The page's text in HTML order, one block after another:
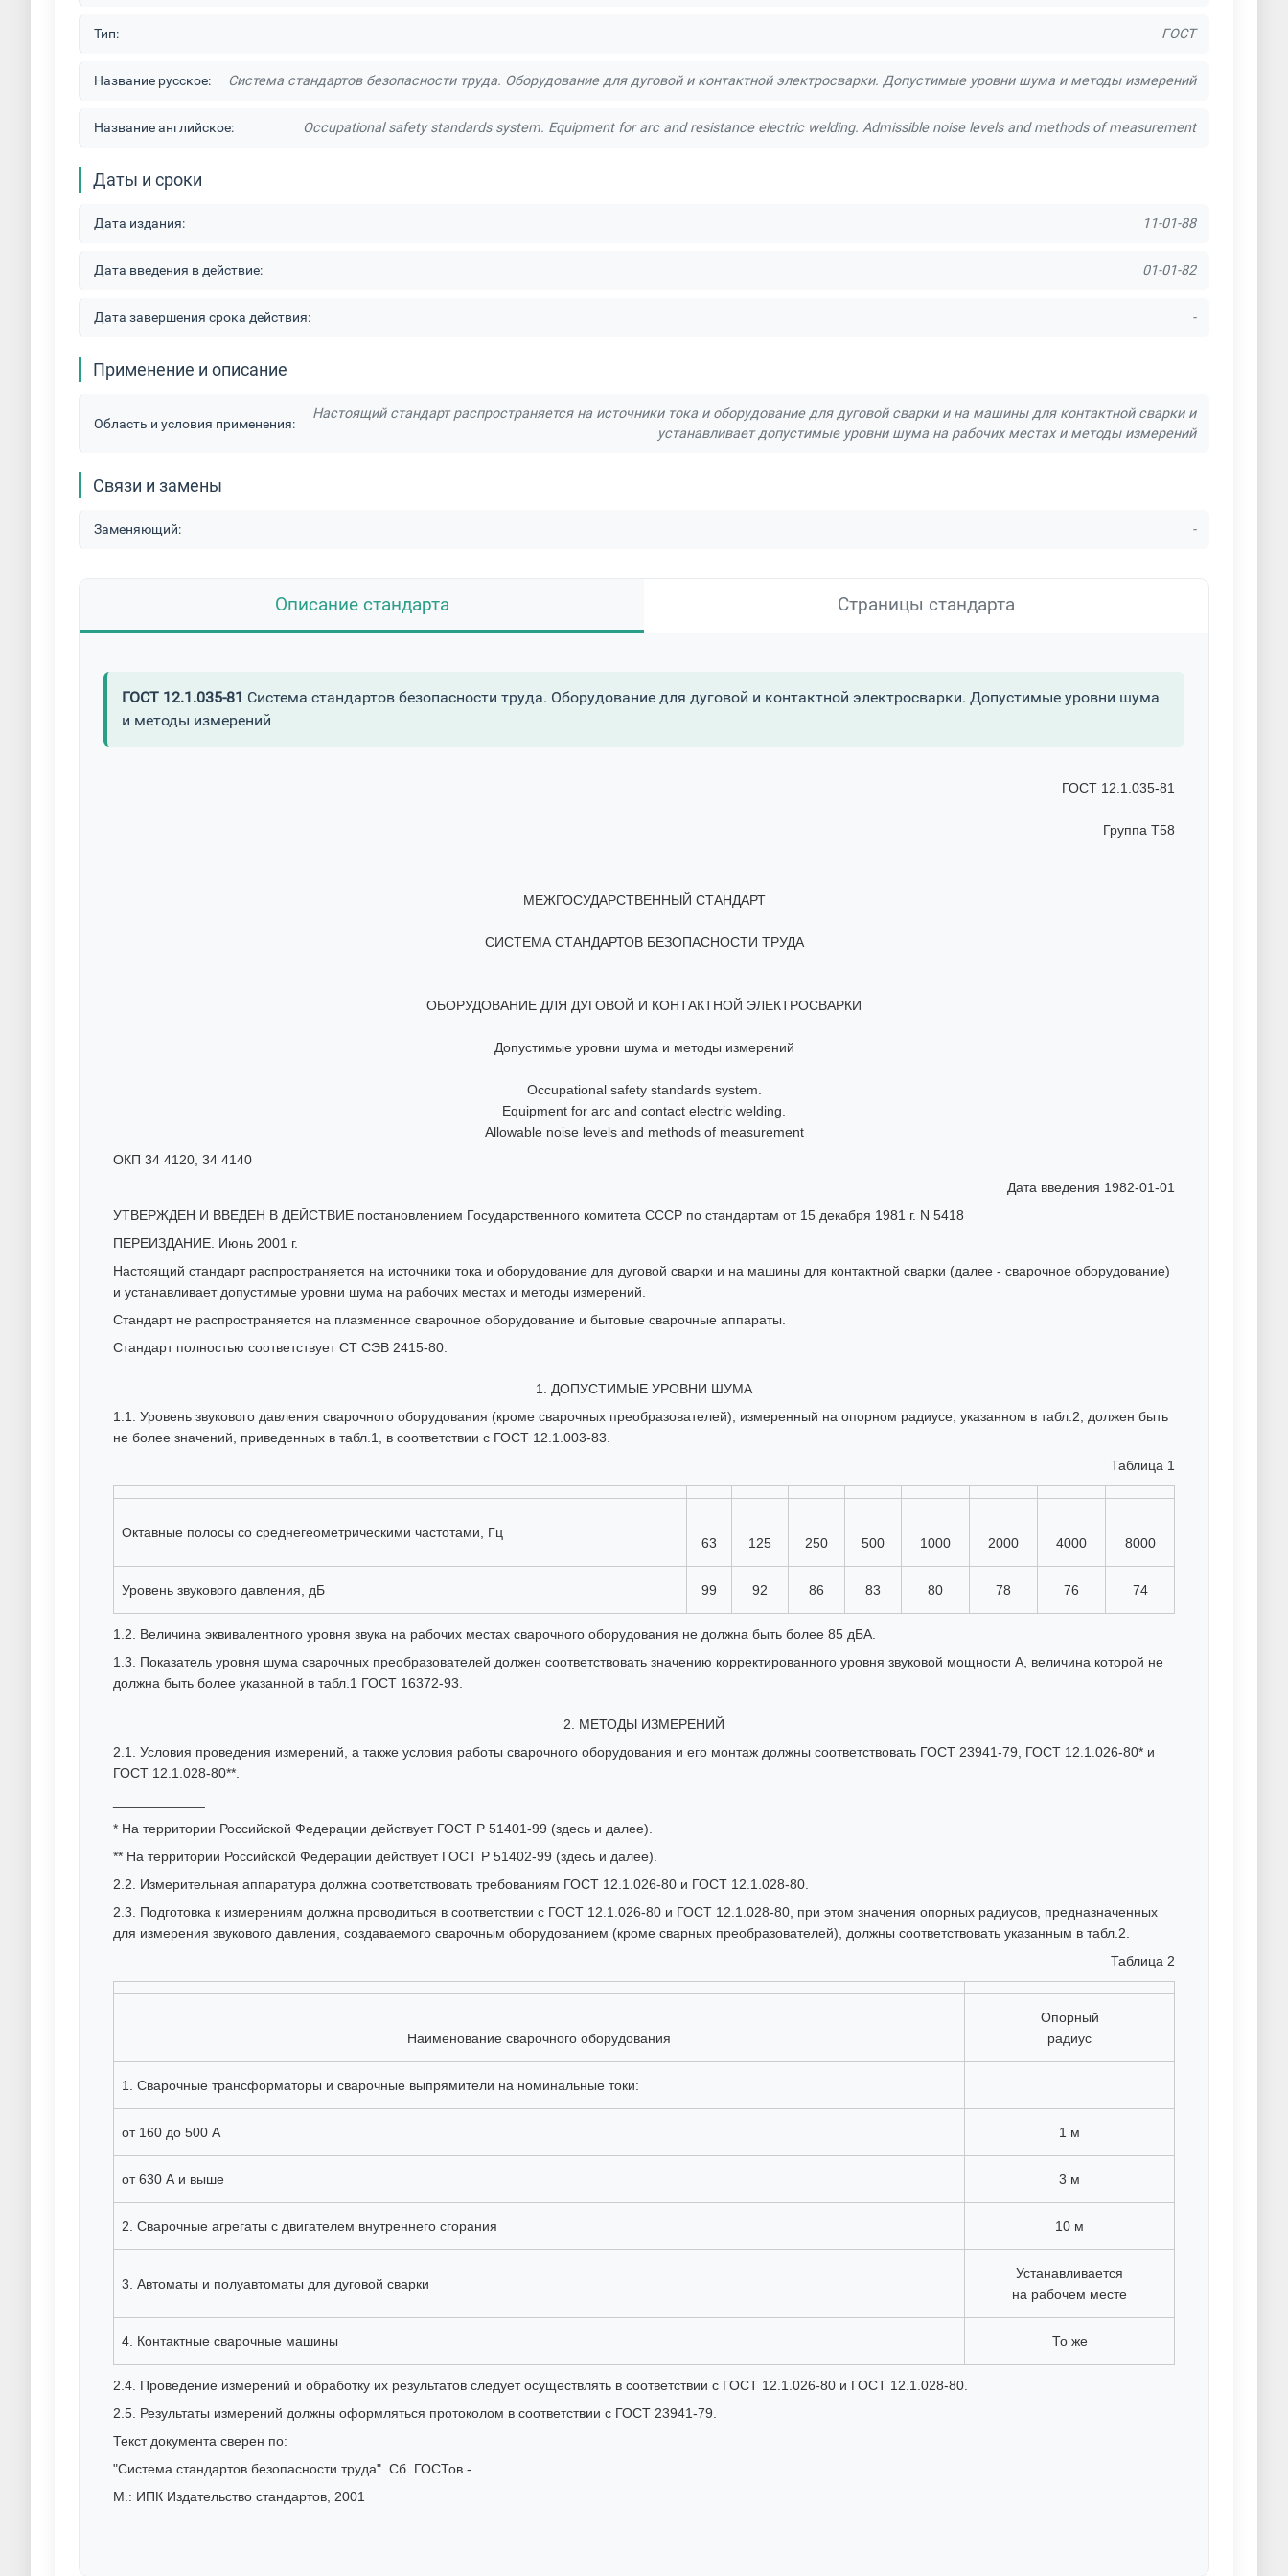
Тип: ГОСТ
Название русское: Система стандартов безопасности труда. Оборудование для дуговой и контактной электросварки. Допустимые уровни шума и методы измерений
Название английское: Occupational safety standards system. Equipment for arc and resistance electric welding. Admissible noise levels and methods of measurement
Даты и сроки
Дата издания: 11-01-88
Дата введения в действие: 01-01-82
Дата завершения срока действия: -
Применение и описание
Область и условия применения:
Настоящий стандарт распространяется на источники тока и оборудование для дуговой сварки и на машины для контактной сварки и
устанавливает допустимые уровни шума на рабочих местах и методы измерений
Связи и замены
Заменяющий: -
Описание стандарта Страницы стандарта
ГОСТ 12.1.035-81 Система стандартов безопасности труда. Оборудование для дуговой и контактной электросварки. Допустимые уровни шума
и методы измерений